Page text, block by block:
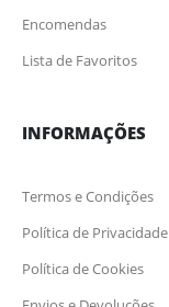
Encomendas
Lista de Favoritos
INFORMAÇÕES
Termos e Condições
Política de Privacidade
Política de Cookies